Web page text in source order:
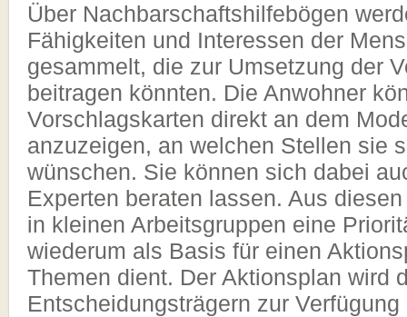
Über Nachbarschaftshilfebögen
Fähigkeiten und Interessen der
gesammelt, die zur Umsetzung der
beitragen könnten. Die Anwohner
Vorschlagskarten direkt an dem
anzuzeigen, an welchen Stellen sie
wünschen. Sie können sich dabei
Experten beraten lassen. Aus
in kleinen Arbeitsgruppen eine
wiederum als Basis für einen
Themen dient. Der Aktionsplan wird
Entscheidungsträgern zur